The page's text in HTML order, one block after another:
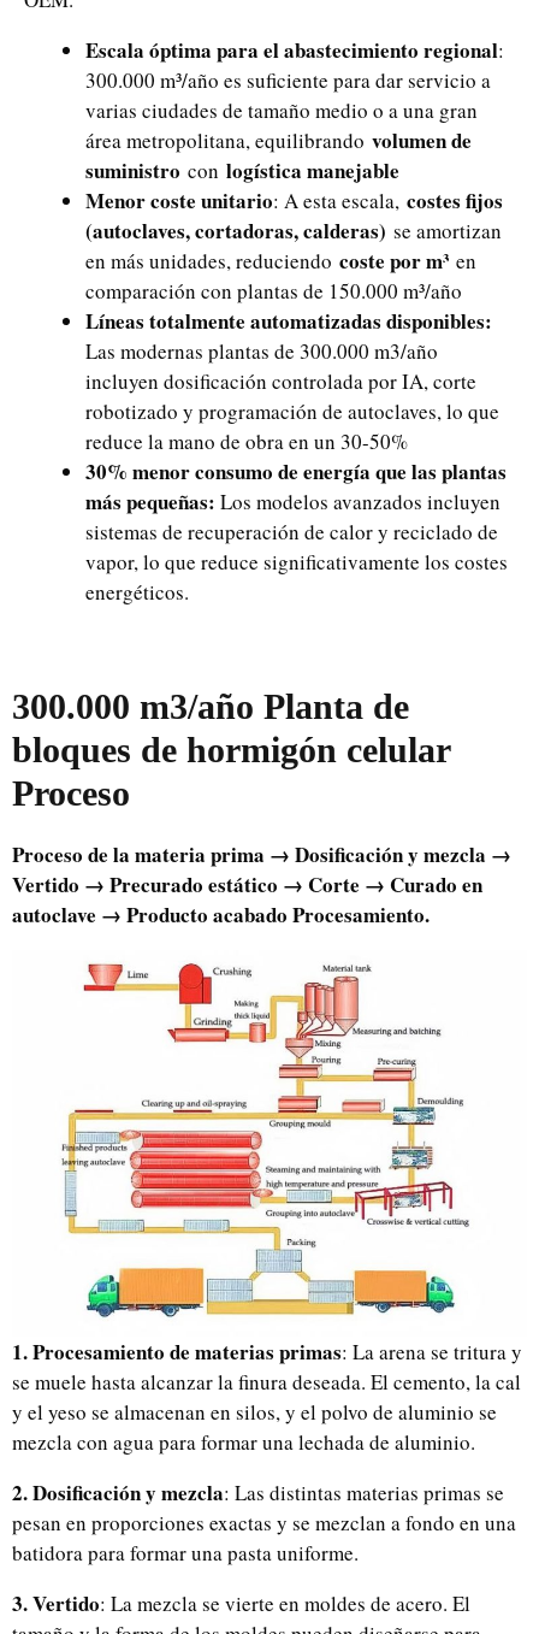
Escala óptima para el abastecimiento regional:
300.000 m³/año es suficiente para dar servicio a
varias ciudades de tamaño medio o a una gran
área metropolitana, equilibrando volumen de
suministro con logística manejable
Menor coste unitario: A esta escala, costes fijos
(autoclaves, cortadoras, calderas) se amortizan
en más unidades, reduciendo coste por m³ en
comparación con plantas de 150.000 m³/año
Líneas totalmente automatizadas disponibles:
Las modernas plantas de 300.000 m3/año
incluyen dosificación controlada por IA, corte
robotizado y programación de autoclaves, lo que
reduce la mano de obra en un 30-50%
30% menor consumo de energía que las plantas
más pequeñas: Los modelos avanzados incluyen
sistemas de recuperación de calor y reciclado de
vapor, lo que reduce significativamente los costes
energéticos.
300.000 m3/año Planta de
bloques de hormigón celular
Proceso
Proceso de la materia prima → Dosificación y mezcla →
Vertido → Precurado estático → Corte → Curado en
autoclave → Producto acabado Procesamiento.
1. Procesamiento de materias primas: La arena se tritura y
se muele hasta alcanzar la finura deseada. El cemento, la cal
y el yeso se almacenan en silos, y el polvo de aluminio se
mezcla con agua para formar una lechada de aluminio.
2. Dosificación y mezcla: Las distintas materias primas se
pesan en proporciones exactas y se mezclan a fondo en una
batidora para formar una pasta uniforme.
3. Vertido: La mezcla se vierte en moldes de acero. El